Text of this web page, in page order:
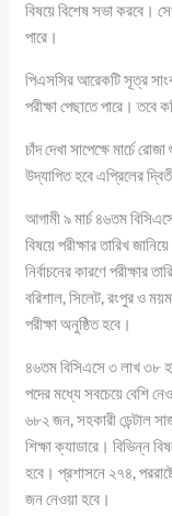
বিষয়ে বিশেষ সভা করবে।
পারে।
পিএসসির আরেকটি সূত্র
পরীক্ষা পেছাতে পারে। তবে
চাঁদ দেখা সাপেক্ষে মার্চে
উদ্‌যাপিত হবে এপ্রিলের
আগামী ৯ মার্চ ৪৬তম
বিষয়ে পরীক্ষার তারিখ
নির্বাচনের কারণে পরীক্ষার
বরিশাল, সিলেট, রংপুর ও
পরীক্ষা অনুষ্ঠিত হবে।
৪৬তম বিসিএসে ৩ লাখ ৩৮
পদের মধ্যে সবচেয়ে বেশি
৬৮২ জন, সহকারী ডেন্টাল
শিক্ষা ক্যাডারে। বিভিন্ন
হবে। প্রশাসনে ২৭৪,
জন নেওয়া হবে।